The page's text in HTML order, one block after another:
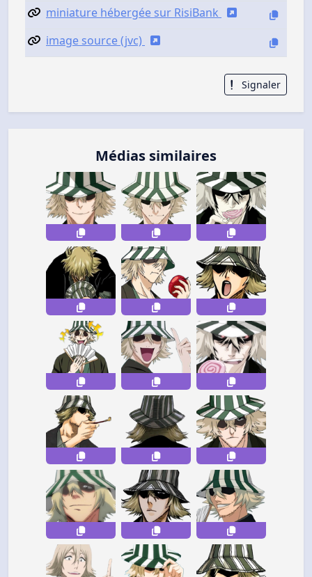
miniature hébergée sur RisiBank
image source (jvc)
Signaler
Médias similaires